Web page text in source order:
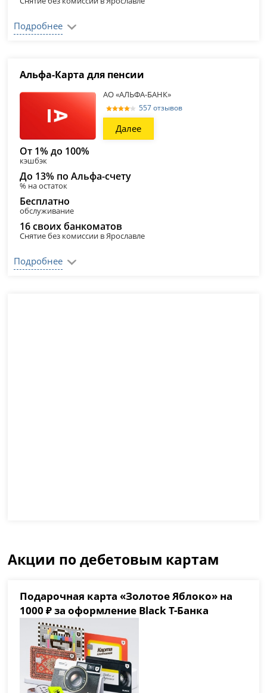
Подробнее
Альфа-Карта для пенсии
АО «АЛЬФА-БАНК»
557 отзывов
Далее
От 1% до 100%
кэшбэк
До 13% по Альфа-счету
% на остаток
Бесплатно
обслуживание
16 своих банкоматов
Снятие без комиссии в Ярославле
Подробнее
Акции по дебетовым картам
Подарочная карта «Золотое Яблоко» на
1000 ₽ за оформление Black Т-Банка